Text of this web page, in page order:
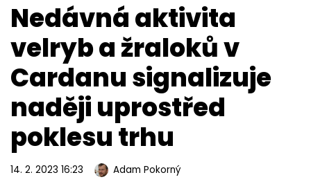
Nedávná aktivita
velryb a žraloků v
Cardanu signalizuje
naději uprostřed
poklesu trhu
14. 2. 2023 16:23 Adam Pokorný